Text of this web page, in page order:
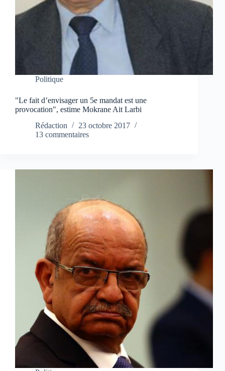
Politique
"Le fait d’envisager un 5e mandat est une
provocation", estime Mokrane Ait Larbi
Rédaction
23 octobre 2017
13 commentaires